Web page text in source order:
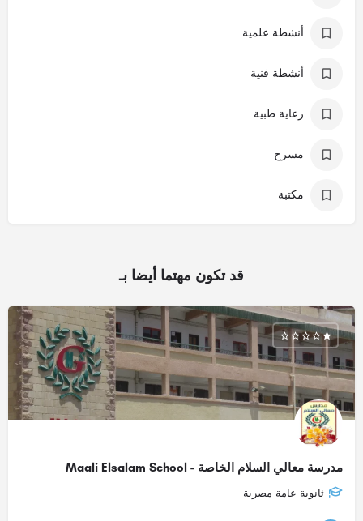
أنشطة علمية
أنشطة فنية
رعاية طبية
مسرح
مكتبة
قد تكون مهتما أيضا بـ
مدرسة معالي السلام الخاصة - Maali Elsalam School
ثانوية عامة مصرية